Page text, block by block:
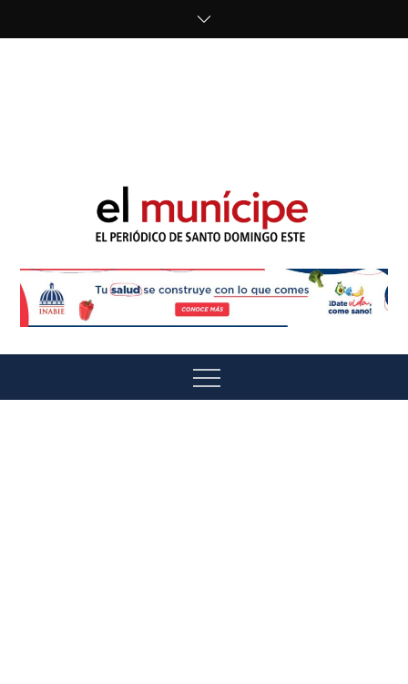
El Munícipe
Menu